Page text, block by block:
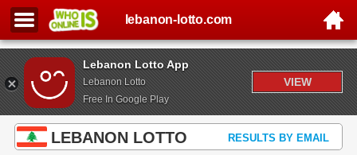
Lebanon Lotto App
Lebanon Lotto
Free In Google Play
VIEW
lebanon-lotto.com
LEBANON LOTTO RESULTS BY EMAIL